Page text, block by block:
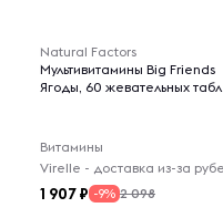
Natural Factors
Мультивитамины Big Friends
Ягоды, 60 жевательных табл
Витамины
1 907 -9% 2 098